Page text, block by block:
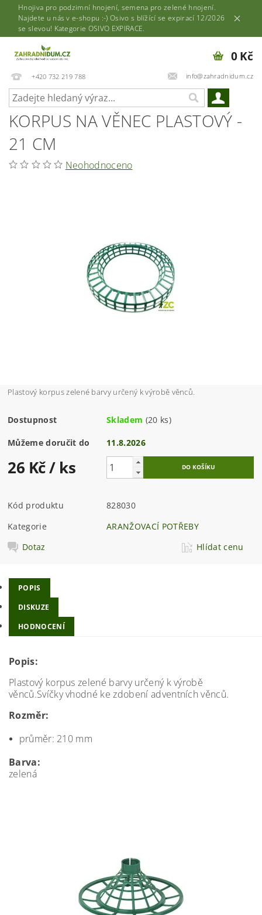
Hnojiva pro podzimní hnojení, semena pro zelené hnojení.
Najdete u nás v e-shopu :-) Osivo s blížící se expirací 12/2026
se slevou! Kategorie OSIVO EXPIRACE.
+420 732 219 788 info@zahradnidum.cz
0 Kč
KORPUS NA VĚNEC PLASTOVÝ -
21 CM
Neohodnoceno
Plastový korpus zelené barvy určený k výrobě věnců.
Dostupnost Skladem (20 ks)
Můžeme doručit do 11.8.2026
26 Kč/ ks
Kód produktu
828030
Kategorie
ARANŽOVACÍ POTŘEBY
Dotaz
Hlídat cenu
POPIS
DISKUZE
HODNOCENÍ
Popis:
Plastový korpus zelené barvy určený k výrobě
věnců.Svíčky vhodné ke zdobení adventních věnců.
Rozměr:
průměr: 210 mm
Barva:
zelená